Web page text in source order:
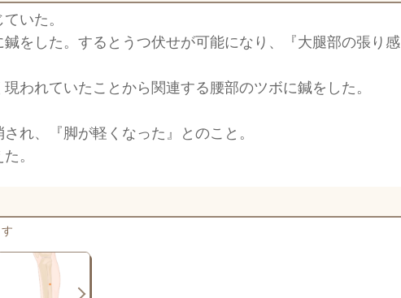
いた。
をした。するとうつ伏せが可能になり、『大腿部の張り感
われていたことから関連する腰部のツボに鍼をした。
れ、『脚が軽くなった』とのこと。
。